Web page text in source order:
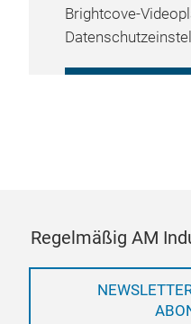
Brightcove-
Regelmäßig AM